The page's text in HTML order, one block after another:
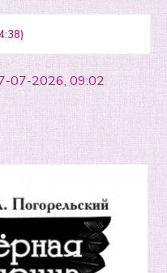
07-2026, 09:02